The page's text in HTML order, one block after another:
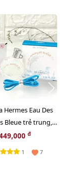
Hermes Eau Des
Bleue trẻ trung,
EDT, 7.5ml
đ
1 7